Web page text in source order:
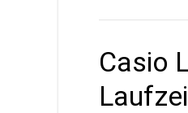
Casio